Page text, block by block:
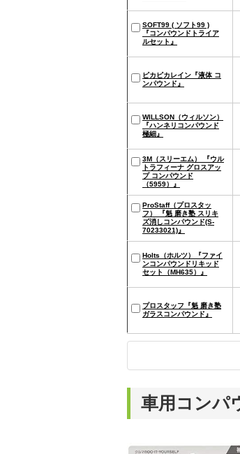
SOFT99 ( ソフト99 )
『コンパウンドトライア
ルセット』
ピカピカレイン『液体 コ
ンパウンド』
WILLSON（ウィルソン）
『ハンネリコンパウンド
極細』
3M（スリーエム） 『ウル
トラフィーナ グロスアッ
プ コンパウンド
（5959）』
ProStaff（プロスタッ
フ） 『魁 磨き塾 スリキ
ズ消しコンパウンド(S-
70233021)』
Holts（ホルツ）『ファイ
ンコンパウンドリキッド
セット（MH635）』
プロスタッフ『魁 磨き塾
ガラスコンパウンド』
車用コンパ